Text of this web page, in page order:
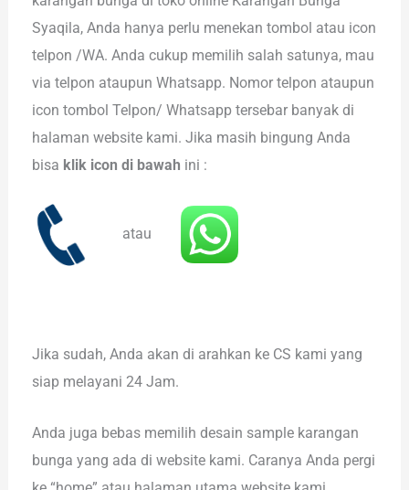
Syaqila, Anda hanya perlu menekan tombol atau icon
telpon /WA. Anda cukup memilih salah satunya, mau
via telpon ataupun Whatsapp. Nomor telpon ataupun
icon tombol Telpon/ Whatsapp tersebar banyak di
halaman website kami. Jika masih bingung Anda
bisa klik icon di bawah ini :
atau
Jika sudah, Anda akan di arahkan ke CS kami yang
siap melayani 24 Jam.
Anda juga bebas memilih desain sample karangan
bunga yang ada di website kami. Caranya Anda pergi